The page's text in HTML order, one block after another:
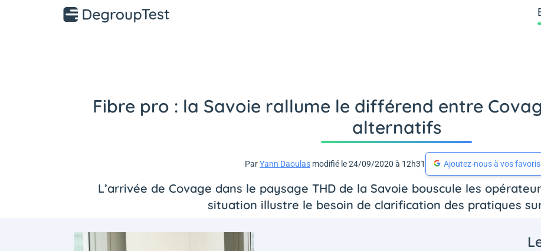
Fibre pro : la Savoie rallume le différend entre
alternatifs
ParYann Daoulas modifié le 24/09/2020 à 12h31 Ajoutez-nous à vos favoris
L’arrivée de Covage dans le paysage THD de la Savoie bouscule les
situation illustre le besoin de clarification des pratiques sur